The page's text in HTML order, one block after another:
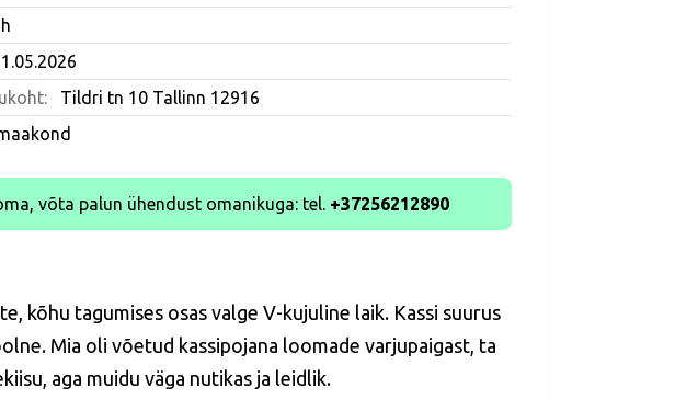
Tildri tn 10 Tallinn 12916
võta palun ühendust omanikuga: tel. +37256212890
kõhu tagumises osas valge V-kujuline laik. Kassi suurus
Mia oli võetud kassipojana loomade varjupaigast, ta
aga muidu väga nutikas ja leidlik.